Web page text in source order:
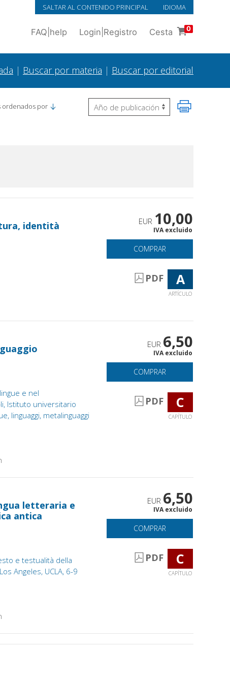
SALTAR AL CONTENIDO PRINCIPAL IDIOMA
FAQ help Login Registro Cesta 0
| Buscar por materia | Buscar por editorial
ordenados por
identità EUR 10,00
IVA excluido
COMPRAR
PDF A
ARTÍCULO
e nel
Istituto universitario
linguaggi, metalinguaggi
EUR 6,50
IVA excluido
COMPRAR
PDF C
CAPÍTULO
letteraria e
antica
e testualità della
Angeles, UCLA, 6-9
EUR 6,50
IVA excluido
COMPRAR
PDF C
CAPÍTULO